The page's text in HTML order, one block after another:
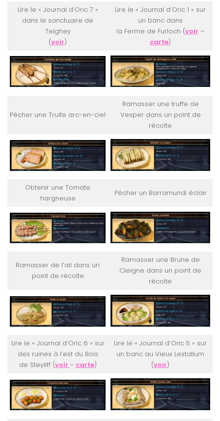
Lire le « Journal d’Oric 7 »
dans le sanctuaire de
Telghey
(voir)
Lire le « Journal d’Oric 1 » sur
un banc dans
la Ferme de Furloch (voir –
carte)
Pêcher une Truite arc-en-ciel
Ramasser une truffe de
Vesper dans un point de
récolte
Obtenir une Tomate
hargneuse
Pêcher un Barramundi éclair
Ramasser de l’ail dans un
point de récolte
Ramasser une Brune de
Cleigne dans un point de
récolte
Lire le « Journal d’Oric 6 » sur
des ruines à l’est du Bois
de Steyliff (voir – carte)
Lire le « Journal d’Oric 5 » sur
un banc au Vieux Lestallum
(voir)